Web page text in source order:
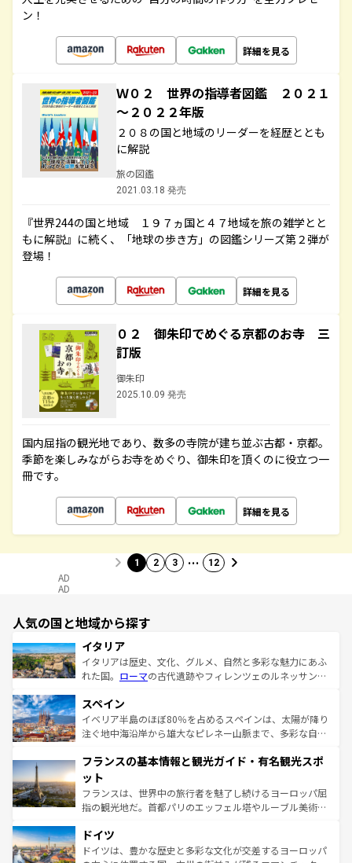
ン！
詳細を見る
Ｗ０２ 世界の指導者図鑑 ２０２１
～２０２２年版
２０８の国と地域のリーダーを経歴ととも
に解説
旅の図鑑
2021.03.18 発売
『世界244の国と地域 １９７ヵ国と４７地域を旅の雑学とと
もに解説』に続く、「地球の歩き方」の図鑑シリーズ第２弾が
登場！
詳細を見る
０２ 御朱印でめぐる京都のお寺 三
訂版
御朱印
2025.10.09 発売
国内屈指の観光地であり、数多の寺院が建ち並ぶ古都・京都。
季節を楽しみながらお寺をめぐり、御朱印を頂くのに役立つ一
冊です。
詳細を見る
1 2 3 … 12
AD
AD
人気の国と地域から探す
イタリア
イタリアは歴史、文化、グルメ、自然と多彩な魅力にあふ
れた国。 ローマの古代遺跡やフィレンツェのルネッサンス
ろん、トスカーナの美しい田園風景やアマルフィ海岸の絶
景など、自然景観も見逃せない。観光の合間には、本場の
ピザやパスタなど、絶品のイタリア料理を堪能することも
ませてくれるイタリアで、忘れられない旅をしてみよう！
なお、新着のイタリア情報は
しい。
スペイン
イベリア半島のほぼ80％を占めるスペインは、太陽が降り
注ぐ地中海沿岸から雄大なピレネー山脈まで、多彩な自然
文化が根付くこの国では、情熱的なフラメンコ、熱気あふ
れる闘牛、そして美味しいタパスが生活の一部となってい
る。首都マドリードの洗練された雰囲気や、バルセロナの
アートに溢れた街角から、地方では古代ローマ遺跡や中世
せる。地方によって風土や気候が異なるスペインはその個
性で訪れる人を魅了する。 なお、新着のスペイン情報は コ
ンテンツ一覧を参照してほしい。
フランスの基本情報と観光ガイド・有名観光スポ
ット
フランスは、世界中の旅行者を魅了し続けるヨーロッパ屈
指の観光地だ。首都パリのエッフェル塔やルーブル美術館
で、幅広い魅力が詰まっている。華麗な宮殿、歴史的な大
聖堂、美しいビーチ、そして豊かな自然が、訪れる者を心
ドイツ
ドイツは、豊かな歴史と多彩な文化が交差するヨーロッパ